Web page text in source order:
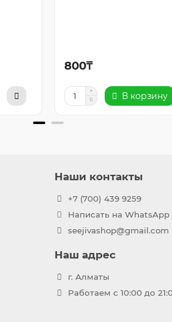
800₸
В корзину
Наши контакты
+7 (700) 439 9259
Написать на WhatsApp
seejivashop@gmail.com
Наш адрес
г. Алматы
Работаем с 10:00 до